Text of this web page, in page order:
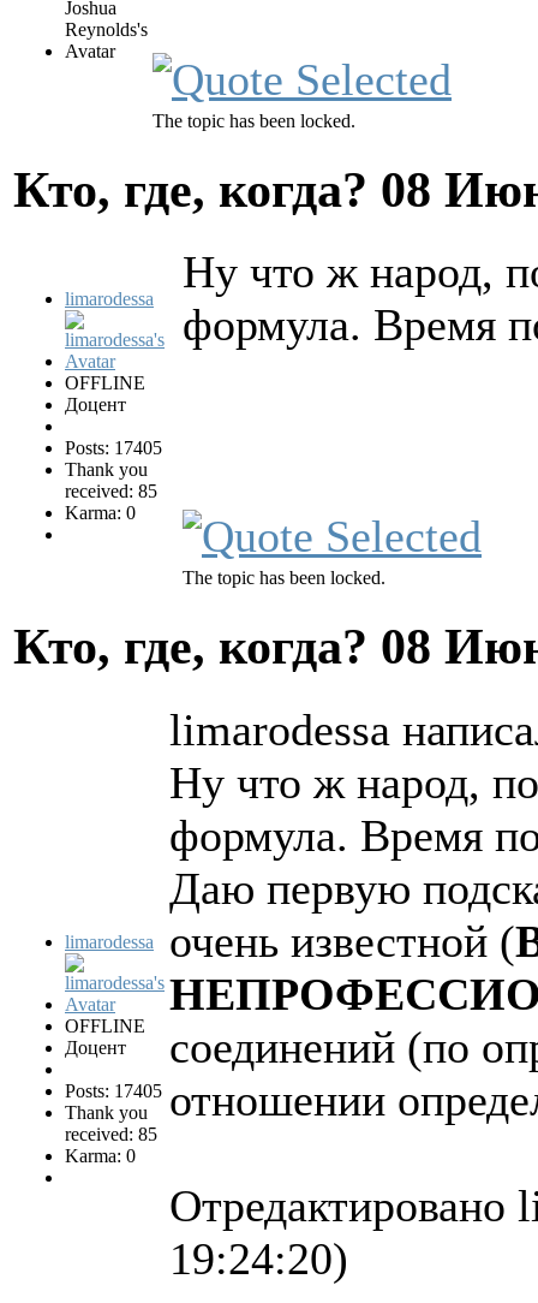
The topic has been locked.
Кто, где, когда? 08
limarodessa
OFFLINE
Доцент
Posts: 17405
Thank you
received: 85
Karma: 0
Ну что ж народ,
формула. Время
The topic has been locked.
Кто, где, когда? 08
limarodessa
OFFLINE
Доцент
Posts: 17405
Thank you
received: 85
Karma: 0
limarodessa
Ну что ж народ,
формула. Время
Даю первую
очень известной (
соединений (по
отношении
Отредактировано
19:24:20)